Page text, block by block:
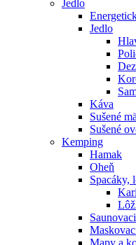
Jedlo
Jedlo
Káva
Sušené
Sušené
Kemping
Hamak
Oheň
Spacáky,
Mapy a